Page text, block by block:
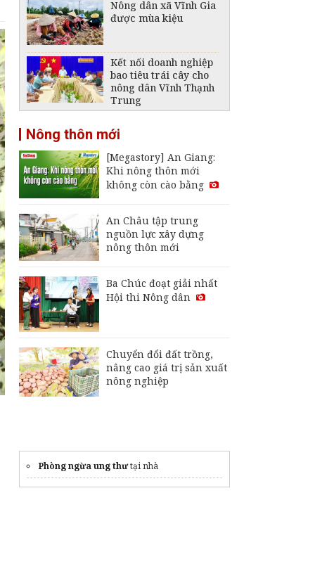
Nông dân xã Vĩnh Gia
được mùa kiệu
Kết nối doanh nghiệp
bao tiêu trái cây cho
nông dân Vĩnh Thạnh
Trung
nông dân Tri Tôn làm
giảm phát thải
Nông dân xã Óc Eo
mở rộng diện tích
hiệu quả liên kết
Nông dân An Giang
tăng lợi nhuận nhờ
Xã Định Mỹ liên kết
sản xuất 1.500 ha đậu
Nông thôn mới
[Megastory] An Giang:
Khi nông thôn mới
không còn cào bằng
An Châu tập trung
nguồn lực xây dựng
nông thôn mới
Ba Chúc đoạt giải nhất
Hội thi Nông dân
Chuyển đổi đất trồng,
nâng cao giá trị sản xuất
nông nghiệp
Phòng ngừa ung thưtại nhà